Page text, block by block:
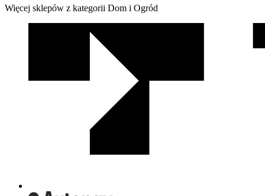
Więcej sklepów z kategorii Dom i Ogród